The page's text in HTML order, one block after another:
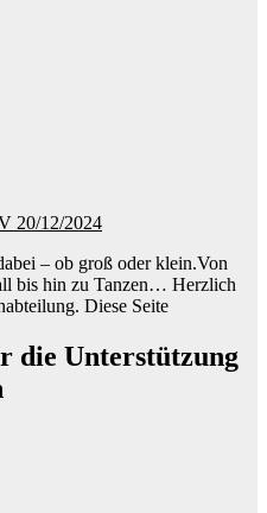
20/12/2024
bis hin zu Tanzen… Herzlich
Diese Seite
die Unterstützung